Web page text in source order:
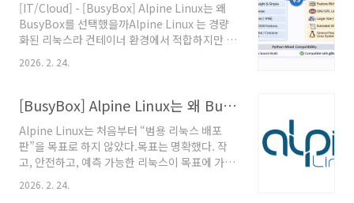
수의 반찬들.집된장으로 한듯한 된장국두부조림
이 매우 맛있엇다.반찬 리필도 가능했던 또 가고
싶은집https://naver.me/58Nd5fW6 네이버
지도부일식당map.naver.com
[IT/Cloud] - [BusyBox] Alpine Linux는 왜
BusyBox를 선택했을까Alpine Linux 는 경량
화된 리눅스라 컨테이너 환경에서 적합하지만 파
이썬을 쓰면 안 된다.Alpine이 좋다고 해서, 모든
워크로드에 적합한 건 아니다.컨테이너 환경에서
면이 작다는 점에서 매우 매력적이다.특히 파이
썬에서는 이야기가 달라진다.1. 근본적인 차이:
musl vs glibcAlpine은 musl libc 사용파이썬
생태계는 glibc 기준으로 빌드된 바이너리가 대
부분많은 패키지가 wheel을 못 쓰고 소스 빌드
로 떨어진다참고1 PEP 656 – Platform Tag
2026. 2. 24.
[BusyBox] Alpine Linux는 왜 BusyBox를 선택했을까
Alpine Linux는 처음부터 “범용 리눅스 배포
판”을 목표로 하지 않았다.목표는 명확했다. 작
고, 안전하고, 예측 가능한 리눅스이 목표에 가장
잘 맞는 유틸리티가 바로 BusyBox였다.
https://wiki.alpinelinux.org/wiki/BusyBox
2026. 2. 24.